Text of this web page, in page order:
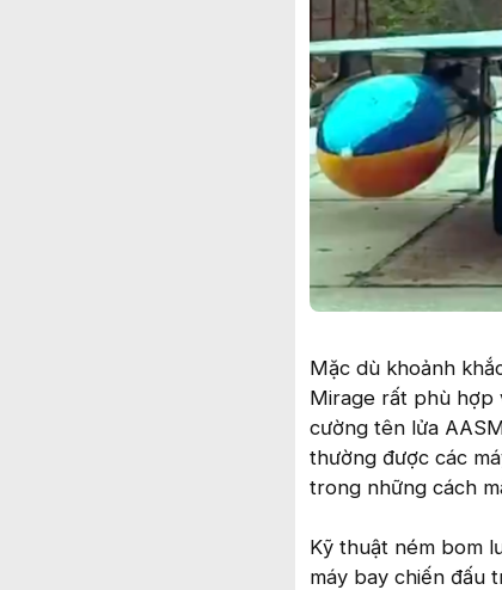
Mặc dù khoảnh
Mirage rất phù hợp
cường tên lửa
thường được các
trong những cách
Kỹ thuật ném bom
máy bay chiến đấu